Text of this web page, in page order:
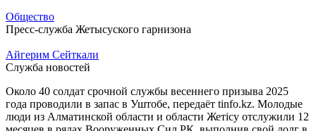
Общество
Пресс-служба Жетысуского гарнизона
Айгерим Сейткали
Служба новостей
Около 40 солдат срочной службы весеннего призыва 2025
года проводили в запас в Уштобе, передаёт tinfo.kz. Молодые
люди из Алматинской области и области Жетісу отслужили 12